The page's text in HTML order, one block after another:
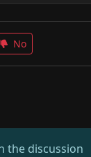
No
the discussion